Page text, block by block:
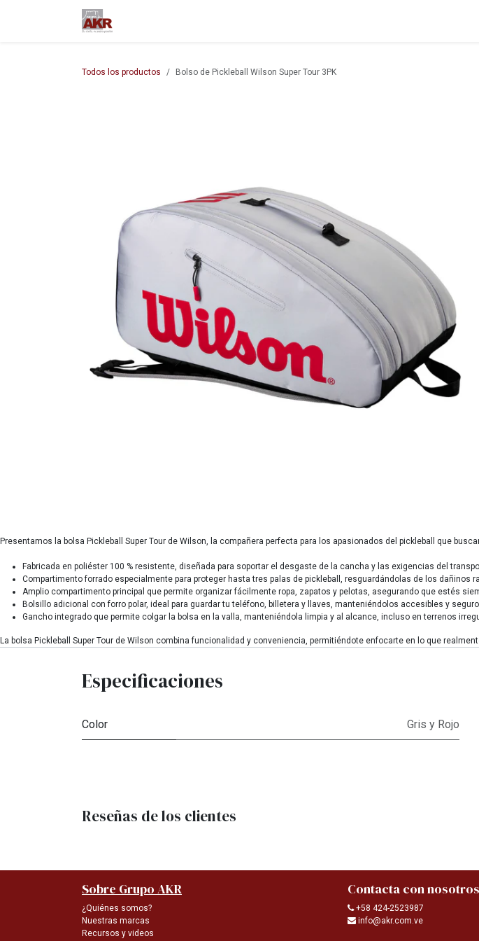
Todos los productos Bolso de Pickleball Wilson Super Tour 3PK
Presentamos la bolsa Pickleball Super Tour de Wilson, la compañera perfecta para los apasionados del pickleball que
Fabricada en poliéster 100 % resistente, diseñada para soportar el desgaste de la cancha y las exigencias del
Compartimento forrado especialmente para proteger hasta tres palas de pickleball, resguardándolas de los dañinos
Amplio compartimento principal que permite organizar fácilmente ropa, zapatos y pelotas, asegurando que estés
Bolsillo adicional con forro polar, ideal para guardar tu teléfono, billetera y llaves, manteniéndolos accesibles y
Gancho integrado que permite colgar la bolsa en la valla, manteniéndola limpia y al alcance, incluso en terrenos
La bolsa Pickleball Super Tour de Wilson combina funcionalidad y conveniencia, permitiéndote enfocarte en lo que
Especificaciones
Color Gris y Rojo
Reseñas de los clientes
Sobre Grupo AKR
¿Quiénes somos?
Nuestras marcas
Recursos y videos
Contacta con nosotros
+58 424-2523987
info@akr.com.ve